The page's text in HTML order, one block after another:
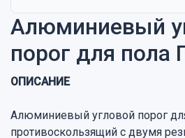
Алюминиевый
порог для пола
ОПИСАНИЕ
Алюминиевый угловой порог
противоскользящий с двумя